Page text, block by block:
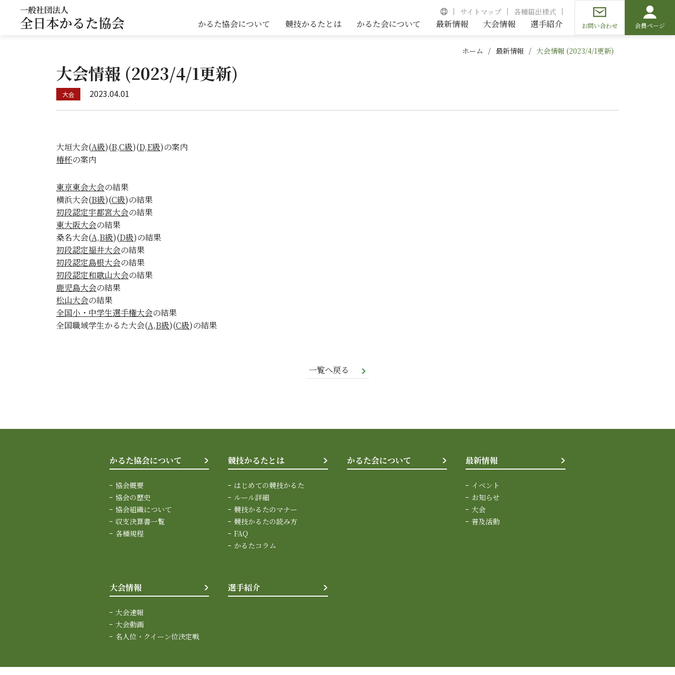
一般社団法人
全日本かるた協会
サイトマップ 各種届出様式
かるた協会について 競技かるたとは かるた会について 最新情報 大会情報 選手紹介 お問い合わせ 会員ページ
ホーム 最新情報 大会情報 (2023/4/1更新)
大会情報 (2023/4/1更新)
2023.04.01
大垣大会(A級)(B,C級)(D,E級)の案内
椿杯の案内
東京東会大会の結果
横浜大会(B級)(C級)の結果
初段認定宇都宮大会の結果
東大阪大会の結果
桑名大会(A,B級)(D級)の結果
初段認定福井大会の結果
初段認定島根大会の結果
初段認定和歌山大会の結果
鹿児島大会の結果
松山大会の結果
全国小・中学生選手権大会の結果
全国職域学生かるた大会(A,B級)(C級)の結果
一覧へ戻る
かるた協会について
協会概要
協会の歴史
協会組織について
収支決算書一覧
各種規程
競技かるたとは
はじめての競技かるた
ルール詳細
競技かるたのマナー
競技かるたの読み方
FAQ
かるたコラム
かるた会について 最新情報
イベント
お知らせ
大会
普及活動
大会情報
大会速報
大会動画
名人位・クイーン位決定戦
選手紹介